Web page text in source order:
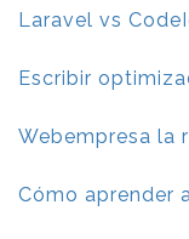
Laravel vs
Escribir
Webempresa la
Cómo aprender